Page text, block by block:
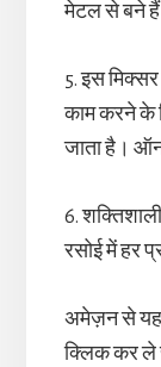
मेटल से बने
5. इस
काम करने के
जाता है।
6.
रसोई में हर
अमेज़न से यह
क्लिक कर ले